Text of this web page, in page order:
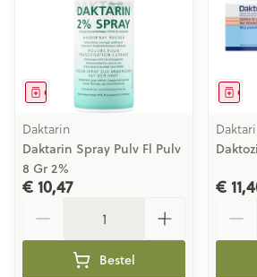
Geneesmiddel
Daktarin
Daktarin Spray Pulv Fl Pulv
8 Gr 2%
€ 10,47
Bestel
€